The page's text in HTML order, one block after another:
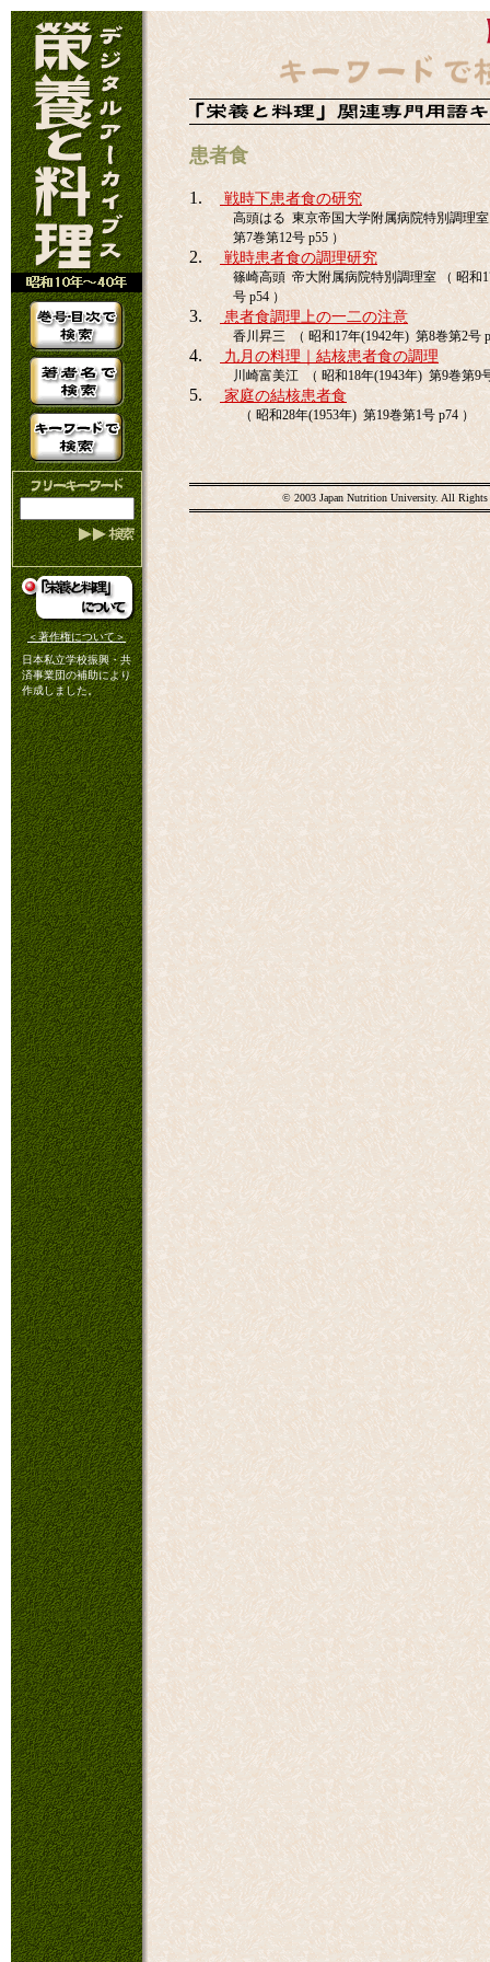
＜著作権について＞
日本私立学校振興・共
済事業団の補助により
作成しました。
患者食
1. 戦時下患者食の研究
高頭はる 東京帝国大学附属病院特別調理
第7巻第12号 p55 ）
2. 戦時患者食の調理研究
篠崎高頭 帝大附属病院特別調理室 （ 昭和
号 p54 ）
3. 患者食調理上の一二の注意
香川昇三 （ 昭和17年(1942年) 第8巻第2号
4. 九月の料理｜結核患者食の調理
川崎富美江 （ 昭和18年(1943年) 第9巻第9
5. 家庭の結核患者食
（ 昭和28年(1953年) 第19巻第1号 p74 ）
© 2003 Japan Nutrition University. All Rights